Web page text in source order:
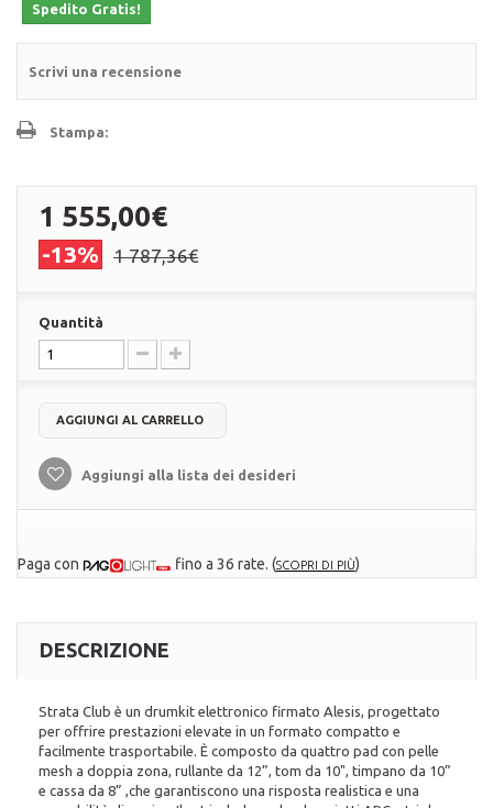
Spedito Gratis!
Scrivi una recensione
Stampa:
1 555,00€
-13% 1 787,36€
Quantità
AGGIUNGI AL CARRELLO
Aggiungi alla lista dei desideri
Paga con fino a 36 rate. (SCOPRI DI PIÙ)
DESCRIZIONE
Strata Club è un drumkit elettronico firmato Alesis, progettato
per offrire prestazioni elevate in un formato compatto e
facilmente trasportabile. È composto da quattro pad con pelle
mesh a doppia zona, rullante da 12”, tom da 10", timpano da 10”
e cassa da 8” ,che garantiscono una risposta realistica e una